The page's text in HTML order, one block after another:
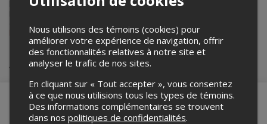
ligne et la vente de billets pour ses événements.
l'Université Bishop's, àcenth@UBishops.ca.
Achat de billets
Nous utilisons des témoins (cookies) pour
améliorer votre expérience de navigation, offrir
des fonctionnalités relatives à notre site et
analyser le trafic de nos sites.
En cliquant sur « Tout accepter », vous consentez
à ce que nous utilisions tous les types de témoins.
Des informations complémentaires se trouvent
dans nos politiques de confidentialités.